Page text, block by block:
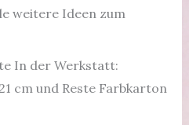
weitere Ideen zum
In der Werkstatt:
cm und Reste Farbkarton